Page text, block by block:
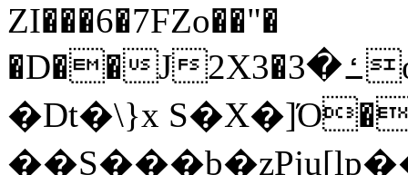
ZI���6�7FZo��"�
�D��J2X3�ߑ�3o�|aak�q�@����]�K���w���r;�
�Dt�\}x